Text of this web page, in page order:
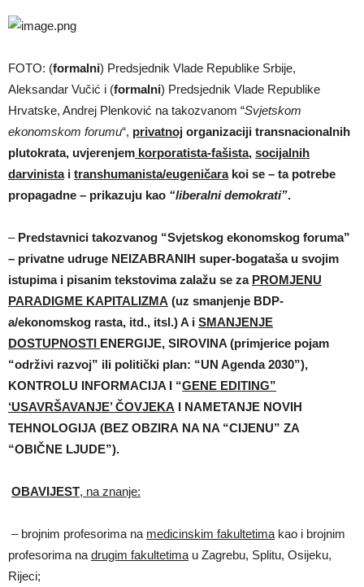
FOTO: (formalni) Predsjednik Vlade Republike Srbije,
Aleksandar Vučić i (formalni) Predsjednik Vlade Republike
Hrvatske, Andrej Plenković na takozvanom “Svjetskom
ekonomskom forumu“, privatnoj organizaciji transnacionalnih
plutokrata, uvjerenjem korporatista-fašista, socijalnih
darvinistai transhumanista/eugeničarakoi se – ta potrebe
propagadne – prikazuju kao “liberalni demokrati”.
– Predstavnici takozvanog “Svjetskog ekonomskog foruma”
– privatne udruge NEIZABRANIH super-bogataša u svojim
istupima i pisanim tekstovima zalažu se za PROMJENU
PARADIGME KAPITALIZMA (uz smanjenje BDP-
a/ekonomskog rasta, itd., itsl.) A i SMANJENJE
DOSTUPNOSTI ENERGIJE, SIROVINA (primjerice pojam
“održivi razvoj” ili politički plan: “UN Agenda 2030”),
KONTROLU INFORMACIJA I “GENE EDITING”
‘USAVRŠAVANJE’ ČOVJEKA I NAMETANJE NOVIH
TEHNOLOGIJA (BEZ OBZIRA NA NA “CIJENU” ZA
“OBIČNE LJUDE”).
OBAVIJEST, na znanje:
– brojnim profesorima na medicinskim fakultetima kao i brojnim
profesorima na drugim fakultetima u Zagrebu, Splitu, Osijeku,
Rijeci;